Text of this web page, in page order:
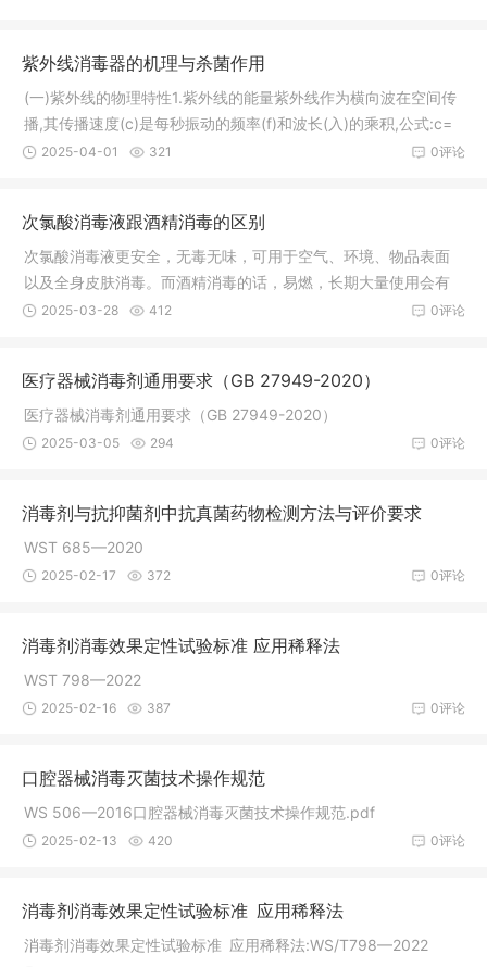
紫外线消毒器的机理与杀菌作用
(一)紫外线的物理特性1.紫外线的能量紫外线作为横向波在空间传
播,其传播速度(c)是每秒振动的频率(f)和波长(入)的乘积,公式:c=
f。
0评论
2025-04-01 321
次氯酸消毒液跟酒精消毒的区别
次氯酸消毒液更安全，无毒无味，可用于空气、环境、物品表面
以及全身皮肤消毒。而酒精消毒的话，易燃，长期大量使用会有
一定刺激
0评论
2025-03-28 412
医疗器械消毒剂通用要求（GB 27949-2020）‌
医疗器械消毒剂通用要求（GB 27949-2020）‌
0评论
2025-03-05 294
消毒剂与抗抑菌剂中抗真菌药物检测方法与评价要求
WST 685—2020
0评论
2025-02-17 372
消毒剂消毒效果定性试验标准 应用稀释法
WST 798—2022
0评论
2025-02-16 387
口腔器械消毒灭菌技术操作规范
WS 506—2016口腔器械消毒灭菌技术操作规范.pdf
0评论
2025-02-13 420
消毒剂消毒效果定性试验标准 应用稀释法
消毒剂消毒效果定性试验标准 应用稀释法:WS/T798—2022